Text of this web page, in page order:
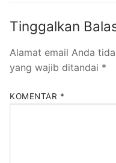
Tinggalkan
Alamat email Anda
yang wajib ditandai *
KOMENTAR *